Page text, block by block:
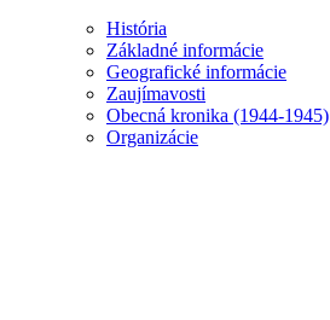
História
Základné informácie
Geografické informácie
Zaujímavosti
Obecná kronika (1944-1945)
Organizácie